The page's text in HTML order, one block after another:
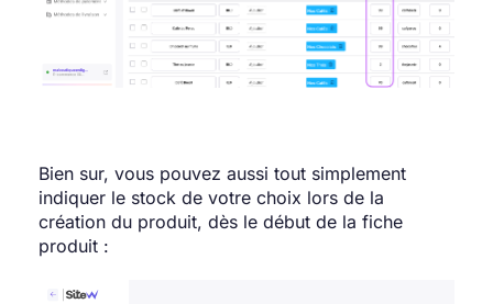
Bien sur, vous pouvez aussi tout simplement
indiquer le stock de votre choix lors de la
création du produit, dès le début de la fiche
produit :